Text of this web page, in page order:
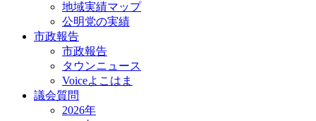
地域実績マップ
公明党の実績
市政報告
市政報告
タウンニュース
Voiceよこはま
議会質問
2026年